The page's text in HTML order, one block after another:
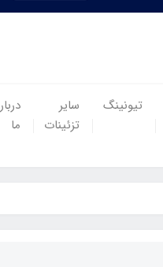
تیونینگ
سایر
تزئینات
ما